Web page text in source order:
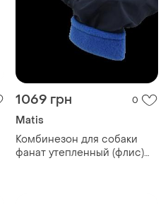
1069 грн 0
Matis
Комбинезон для собаки
фанат утепленный (флис)